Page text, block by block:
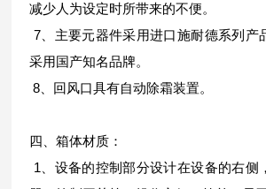
减少人为设定时所带来的不便。
7、主要元器件采用进口施耐德系列产
采用国产知名品牌。
8、回风口具有自动除霜装置。
四、箱体材质：
1、设备的控制部分设计在设备的右侧